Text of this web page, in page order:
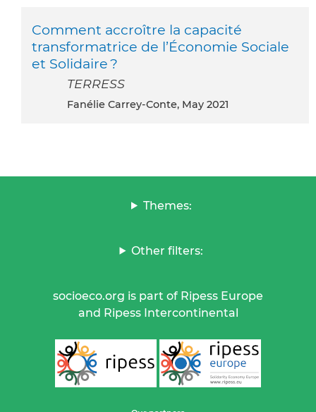
Comment accroître la capacité
transformatrice de l’Économie Sociale
et Solidaire ?
TERRESS
Fanélie Carrey-Conte, May 2021
Themes:
Other filters:
socioeco.org is part of Ripess Europe
and Ripess Intercontinental